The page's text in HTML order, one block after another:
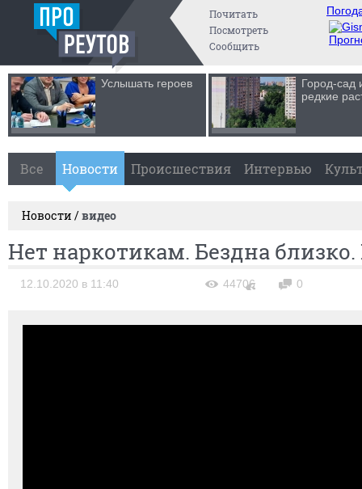
Почитать
Посмотреть
Сообщить
Услышать героев
Город-сад
редкие
Все Новости Происшествия Интервью
Новости /видео
Нет наркотикам. Бездна
12.10.2020 в 11:40 44706 0